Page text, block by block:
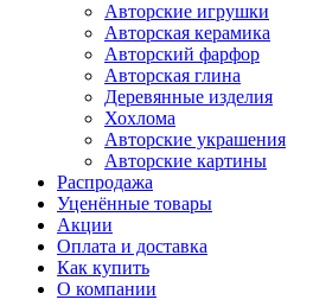
Авторские игрушки
Авторская керамика
Авторский фарфор
Авторская глина
Деревянные изделия
Хохлома
Авторские украшения
Авторские картины
Распродажа
Уценённые товары
Акции
Оплата и доставка
Как купить
О компании